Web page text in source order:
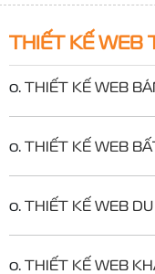
THIẾT KẾ WEB
o. THIẾT KẾ WEB
o. THIẾT KẾ WEB
o. THIẾT KẾ WEB
o. THIẾT KẾ WEB